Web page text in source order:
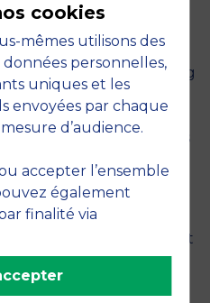
HUMAINE,
STRATÉGIQUE
rencontres, cette Learning
de prendre du
points de vue et de
par des femmes et des
pour leur
une conviction forte :
à la technologie. Elle est
l’ensemble des
cookies
mêmes utilisons des
personnelles,
uniques et les
envoyées par chaque
d’audience.
accepter l’ensemble
également
finalité via